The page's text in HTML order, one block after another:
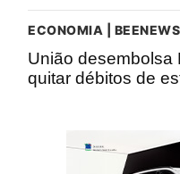
ECONOMIA | BEENEWS
União desembolsa
quitar débitos de